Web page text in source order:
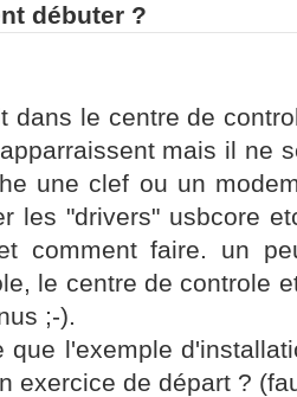
débuter ?
dans le centre de
mais il ne
une clef ou un
les "drivers" usbcore
comment faire. un
le centre de controle
;-).
que l'exemple
exercice de départ ?